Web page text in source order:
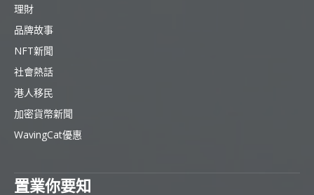
理財
品牌故事
NFT新聞
社會熱話
港人移民
加密貨幣新聞
WavingCat優惠
置業你要知